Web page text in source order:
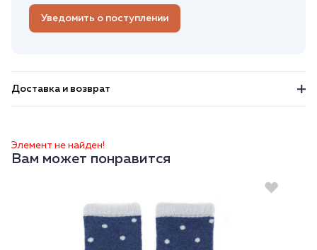
Уведомить о поступлении
Доставка и возврат
Элемент не найден!
Вам может понравится